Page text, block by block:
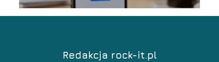
Redakcja rock-it.pl